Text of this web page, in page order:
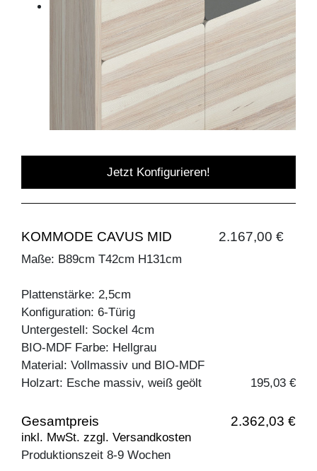
Jetzt Konfigurieren!
KOMMODE CAVUS MID 2.167,00 €
Maße: B89cm T42cm H131cm
Plattenstärke: 2,5cm
Konfiguration: 6-Türig
Untergestell: Sockel 4cm
BIO-MDF Farbe: Hellgrau
Material: Vollmassiv und BIO-MDF
Holzart: Esche massiv, weiß geölt
195,03 €
Gesamtpreis 2.362,03 €
inkl. MwSt. zzgl. Versandkosten
Produktionszeit 8-9 Wochen